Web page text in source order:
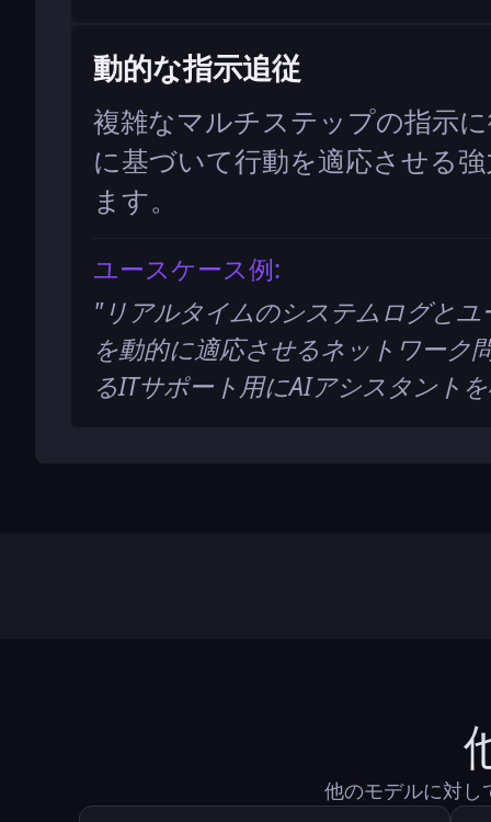
動的な指示追従
複雑なマルチステップの指示
に基づいて行動を適応させる
ます。
ユースケース例:
"リアルタイムのシステムログと
を動的に適応させるネットワーク
るITサポート用にAIアシスタント
他のモデルに対